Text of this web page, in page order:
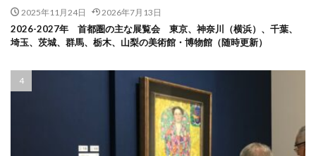
2025年11月24日 2026年7月13日
2026-2027年 首都圏の主な展覧会 東京、神奈川（横浜）、千葉、
埼玉、茨城、群馬、栃木、山梨の美術館・博物館（随時更新）